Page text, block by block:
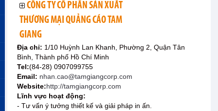
CÔNG TY CỔ PHẦN SẢN XUẤT
THƯƠNG MẠI QUẢNG CÁO TAM
GIANG
Địa chỉ: 1/10 Huỳnh Lan Khanh, Phường 2, Quận Tân
Bình, Thành phố Hồ Chí Minh
Tel:(84-28) 0907099755
Email: nhan.cao@tamgiangcorp.com
Website:http://tamgiangcorp.com
Lĩnh vực hoạt động:
- Tư vấn ý tưởng thiết kế và giải pháp in ấn.